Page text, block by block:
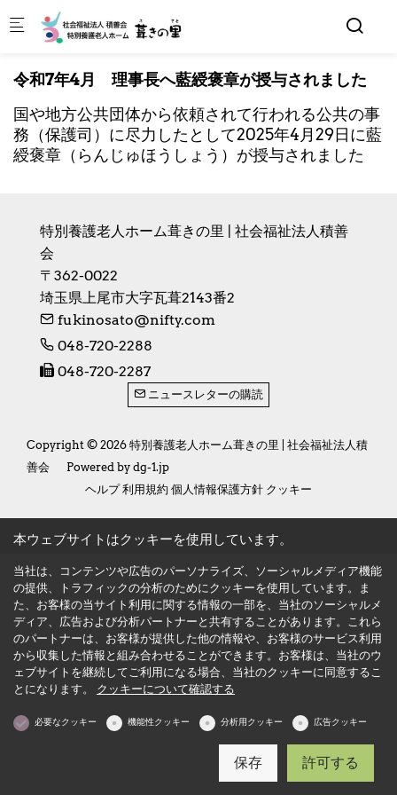
Skip to main content
令和7年4月 理事長へ藍綬褒章が授与されました
国や地方公共団体から依頼されて行われる公共の事
務（保護司）に尽力したとして2025年4月29日に藍
綬褒章（らんじゅほうしょう）が授与されました
特別養護老人ホーム葺きの里 | 社会福祉法人積善
会
〒362-0022
埼玉県上尾市大字瓦葺2143番2
fukinosato@nifty.com
048-720-2288
048-720-2287
ニュースレターの購読
Copyright © 2026 特別養護老人ホーム葺きの里 | 社会福祉法人積
善会
Powered by dg-1.jp
ヘルプ利用規約 個人情報保護方針 クッキー
本ウェブサイトはクッキーを使用しています。
当社は、コンテンツや広告のパーソナライズ、ソーシャルメディア機能
の提供、トラフィックの分析のためにクッキーを使用しています。ま
た、お客様の当サイト利用に関する情報の一部を、当社のソーシャルメ
ディア、広告および分析パートナーと共有することがあります。これら
のパートナーは、お客様が提供した他の情報や、お客様のサービス利用
から収集した情報と組み合わせることができます。お客様は、当社のウ
ェブサイトを継続してご利用になる場合、当社のクッキーに同意するこ
とになります。 クッキーについて確認する
必要なクッキー 機能性クッキー 分析用クッキー 広告クッキー
許可する
保存